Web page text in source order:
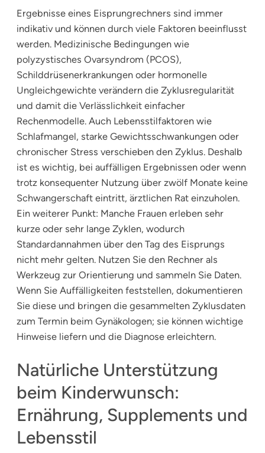
Ergebnisse eines Eisprungrechners sind immer
indikativ und können durch viele Faktoren beeinflusst
werden. Medizinische Bedingungen wie
polyzystisches Ovarsyndrom (PCOS),
Schilddrüsenerkrankungen oder hormonelle
Ungleichgewichte verändern die Zyklusregularität
und damit die Verlässlichkeit einfacher
Rechenmodelle. Auch Lebensstilfaktoren wie
Schlafmangel, starke Gewichtsschwankungen oder
chronischer Stress verschieben den Zyklus. Deshalb
ist es wichtig, bei auffälligen Ergebnissen oder wenn
trotz konsequenter Nutzung über zwölf Monate keine
Schwangerschaft eintritt, ärztlichen Rat einzuholen.
Ein weiterer Punkt: Manche Frauen erleben sehr
kurze oder sehr lange Zyklen, wodurch
Standardannahmen über den Tag des Eisprungs
nicht mehr gelten. Nutzen Sie den Rechner als
Werkzeug zur Orientierung und sammeln Sie Daten.
Wenn Sie Auffälligkeiten feststellen, dokumentieren
Sie diese und bringen die gesammelten Zyklusdaten
zum Termin beim Gynäkologen; sie können wichtige
Hinweise liefern und die Diagnose erleichtern.
Natürliche Unterstützung
beim Kinderwunsch:
Ernährung, Supplements und
Lebensstil